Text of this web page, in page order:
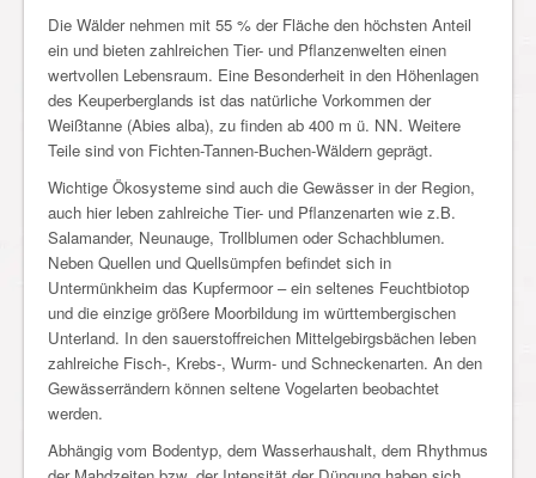
Die Wälder nehmen mit 55 % der Fläche den höchsten Anteil
ein und bieten zahlreichen Tier- und Pflanzenwelten einen
wertvollen Lebensraum. Eine Besonderheit in den Höhenlagen
des Keuperberglands ist das natürliche Vorkommen der
Weißtanne (Abies alba), zu finden ab 400 m ü. NN. Weitere
Teile sind von Fichten-Tannen-Buchen-Wäldern geprägt.
Wichtige Ökosysteme sind auch die Gewässer in der Region,
auch hier leben zahlreiche Tier- und Pflanzenarten wie z.B.
Salamander, Neunauge, Trollblumen oder Schachblumen.
Neben Quellen und Quellsümpfen befindet sich in
Untermünkheim das Kupfermoor – ein seltenes Feuchtbiotop
und die einzige größere Moorbildung im württembergischen
Unterland. In den sauerstoffreichen Mittelgebirgsbächen leben
zahlreiche Fisch-, Krebs-, Wurm- und Schneckenarten. An den
Gewässerrändern können seltene Vogelarten beobachtet
werden.
Abhängig vom Bodentyp, dem Wasserhaushalt, dem Rhythmus